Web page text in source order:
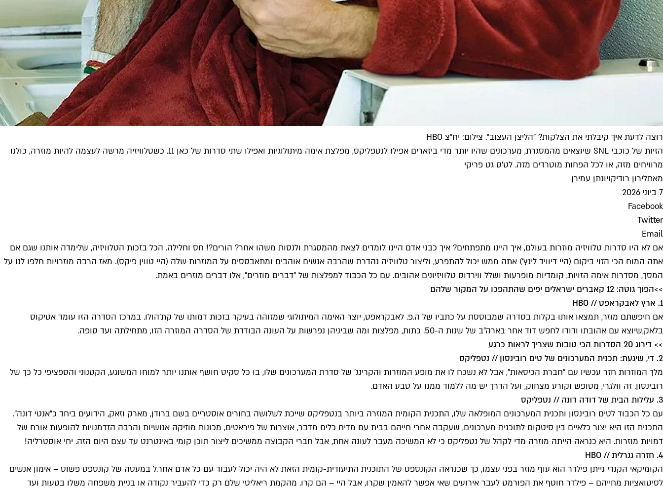
רוצה לדעת איך קיבלתי את הצלקות? "הליצן העצוב". צילום: יח"צ HBO
הזיות של כוכבי SNL שיוצאים מהמסגרת, מערכונים שהיו יותר מדי ביזארים אפילו לנטפליקס, מפלצת אימה מיתולוגיות ואפילו שתי סדרות של כאן 11. כשטלוויזיה מרשה לעצמה להיות מוזרה, כולנו
מרוויחים מזה, או לכל הפחות מוטרדים מזה. לט'ס גט פריקי
מאתלירון רודיקויונתן עמירן
7 ביוני 2026
Facebook
Twitter
Email
אם לא היו סדרות טלוויזיה מוזרות בעולם, איך היינו מתפתחים? איך כבני אדם היינו לומדים לצאת מהמסגרת ולנסות משהו אחר? הורים?! חס וחלילה. הכל בזכות הטלוויזיה, שלימדה אותנו שגם אם
אתה המוח הכי הזוי ביקום (היי דיוויד לינץ') אתה ממש יכול להתפרע, וליצור טלוויזיה נהדרת שהרבה אנשים אוהבים ומתאבססים על המוזרות שלה (היי טווין פיקס). מאז הרבה מוזרויות חלפו לנו על
המסך, מסדרות אימה הזויות, קומדיות מופרעות ושלל ווירדוס טלוויזיונים אהובים. עם כל הכבוד למפלצות של "דברים מוזרים", אלו דברים מוזרים באמת.
>>הפוך גוטה: 12 קאברים ישראלים יפים שהתהפכו על המקור שלהם
1. ארץ לאבקראפט // HBO
אם חיפשתם מוזר, תמצאו אותו בקלות בסדרה שמבוססת על כתביו של ה.פ. לאבקראפט, יוצר האימה המיתולוגי שמזוהה בעיקר בזכות דמותו של קת'הולו. במרכז הסדרה הזו עומד אטיקוס
בלאק,שיוצא עם אהובתו ודודו לחפש דוד אחר בארה"ב של שנות ה-50. כתות, מפלצות ומה שביניהן נפרשות על העונה הבודדת של הסדרה המוזרה הזו, מתחילתה ועד סופה.
>> דירוג 20 הסדרות הכי טובות שצריך לראות כרגע
2. די, שיגעת: תכנית המערכונים של טים רובינסון // נטפליקס
מלך המוזרות חזר עכשיו עם "חברת הכיסאות", אבל לא נשכח לו את מופע המוזרות והקרינג' של סדרת המערכונים שלו, בו כל סקיט חושף אותנו יותר למוחו המשוגע, הקטנוני והספציפי כל כך של
רובינסון. זה וולגרי, מטופש וקורע מצחוק, ועל הדרך יש מה ללמוד ממנו על טבע האדם.
3. עלילות הבית של דודה דונה // נטפליקס
עם כל הכבוד לטים רובינסון ותכנית המערכונים המופלאה שלו, התכנית הקומית המוזרה ביותר בנטפליקס שייכת לשלושה בחורים אוסטריים בשם ברודן, מארק וזאק, הידועים ביחד כ"אנטי דונה".
התכנית הזו היא יצור כלאיים בין סיטקום לתוכנית מערכונים, שעקבה אחרי חייהם בבית עם מדיח כלים מדבר, אוצרות של פיראטים, מכונות מוזיקה אנושיות והרבה הזדמנויות להופעות אורח של
דמויות מוזרות. היא כנראה הייתה מוזרה מדי לקהל של נטפליקס כי לא המשיכה מעבר לעונה אחת, אבל חברי הקבוצה ממשיכים ליצור תוכן קומי באינטרנט עד עצם היום הזה. יחי אוסטרליה!
4. חזרה גנרלית // HBO
הקומיקאי הקנדי נייתן פילדר הוא עוף מוזר בפני עצמו, כך שכנראה הקונספט של התוכנית התיעודית-קומית הזאת לא היה יכול לעבוד עם כל אדם אחר.ל במעטה של קונספט פשוט – אימון אנשים
לסיטואציות מחייהם – פילדר חוטף את הפורמט לעבר אירועים שאי אפשר להאמין שקרו, אבל היי – הם קרו. מהקמת ריאליטי שלם רק כדי להעביר נקודה או בניית משפחה משלו בטעות ועד